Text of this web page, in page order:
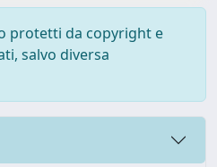
protetti da copyright e
salvo diversa